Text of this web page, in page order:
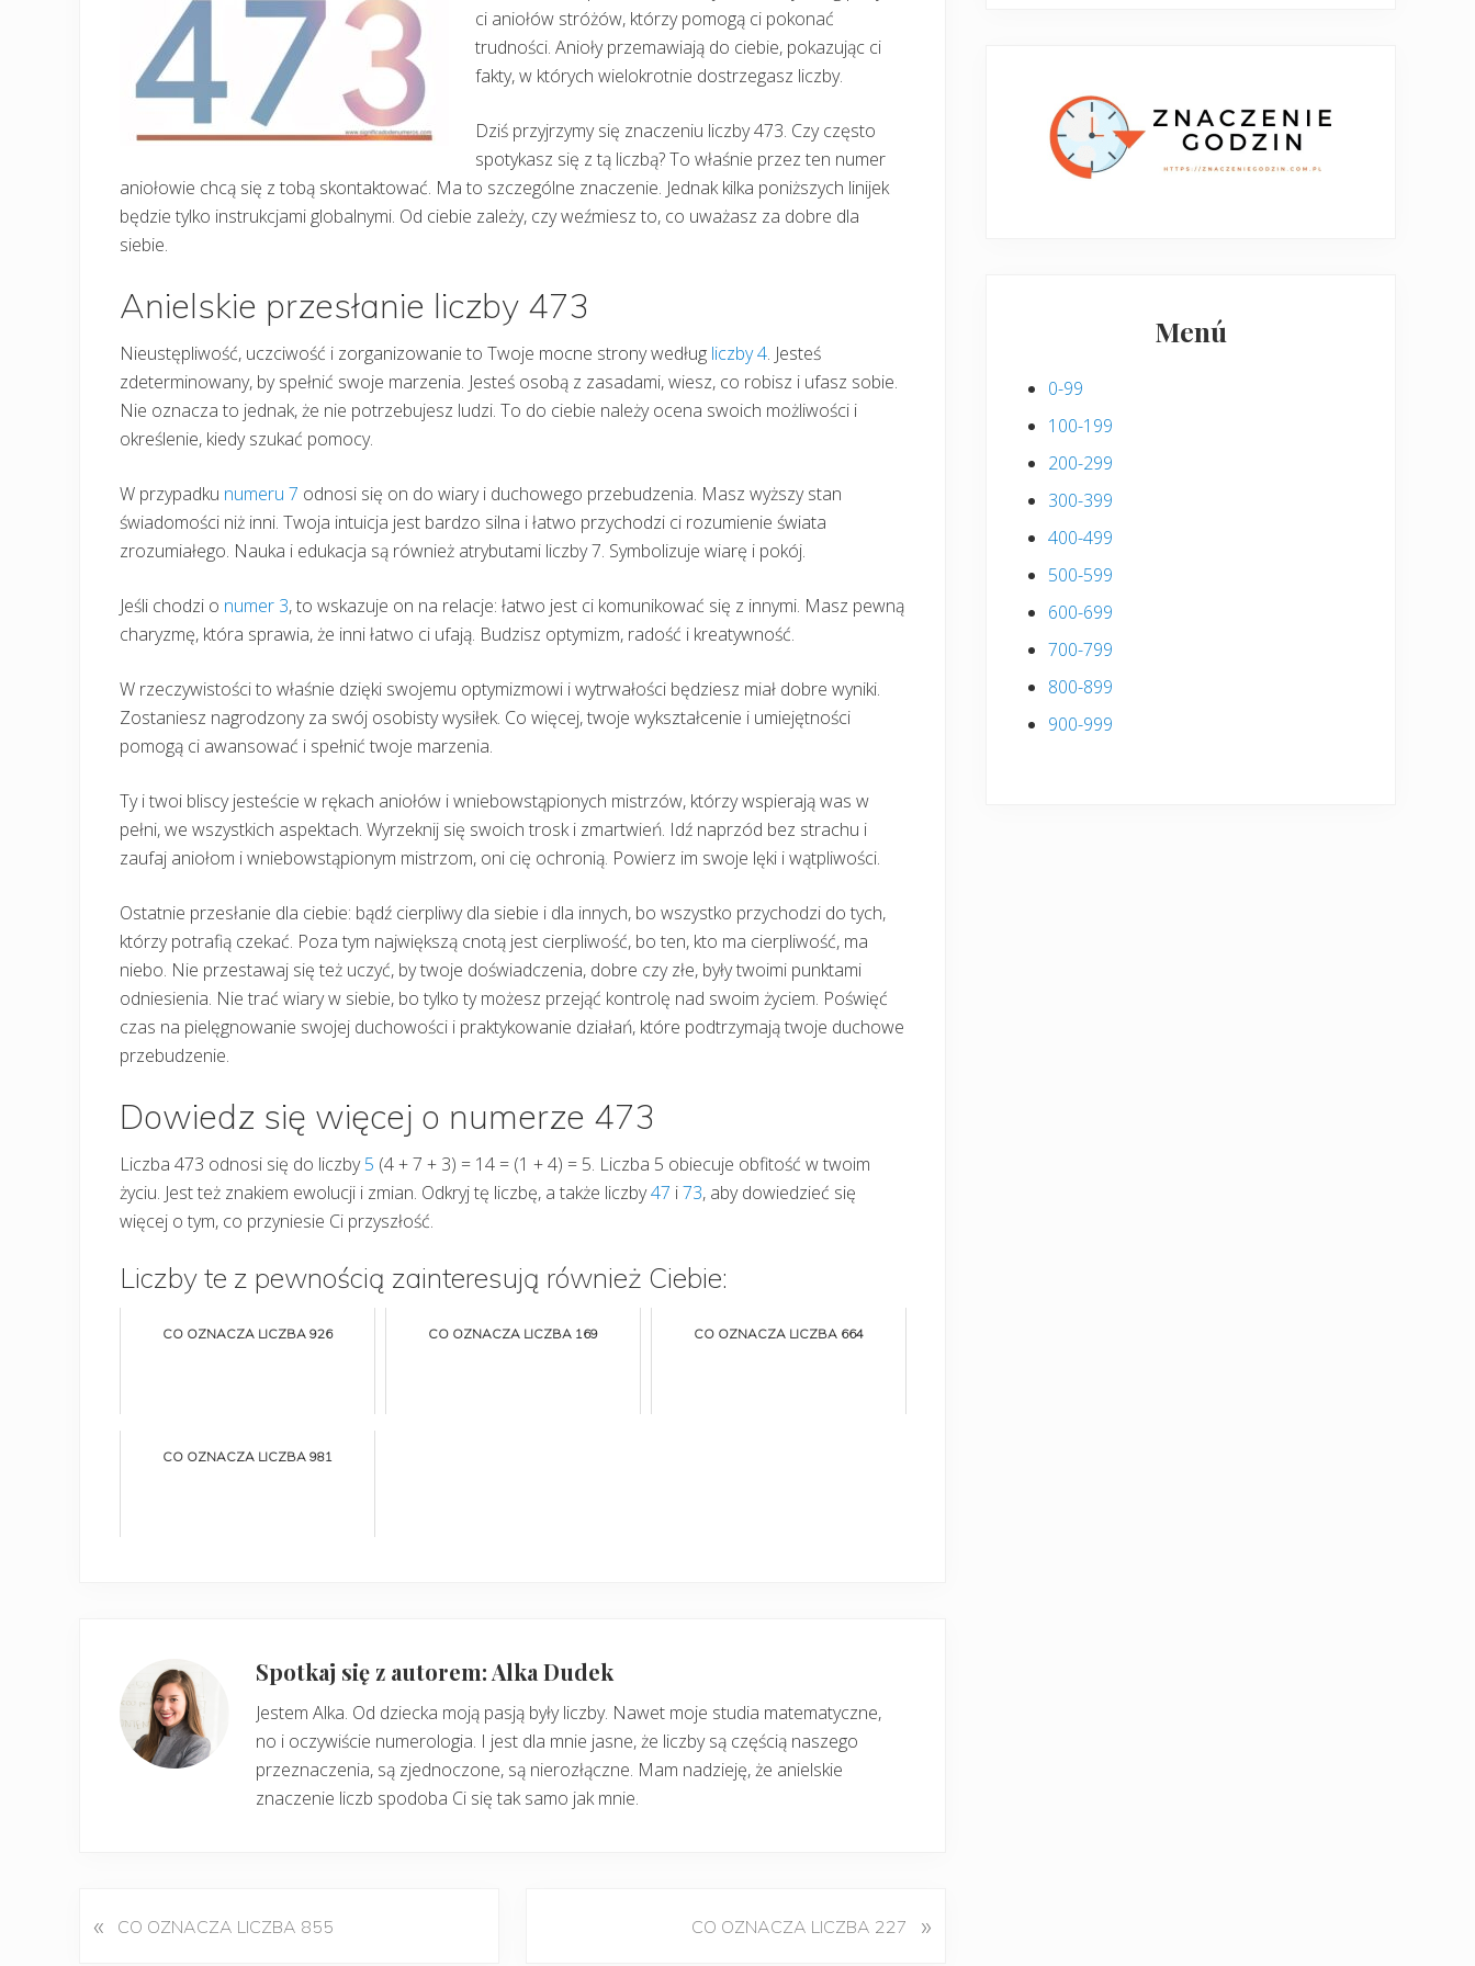
ci aniołów stróżów, którzy pomogą ci pokonać
trudności. Anioły przemawiają do ciebie, pokazując ci
fakty, w których wielokrotnie dostrzegasz liczby.
Dziś przyjrzymy się znaczeniu liczby 473. Czy często
spotykasz się z tą liczbą? To właśnie przez ten numer
aniołowie chcą się z tobą skontaktować. Ma to szczególne znaczenie. Jednak kilka poniższych linijek
będzie tylko instrukcjami globalnymi. Od ciebie zależy, czy weźmiesz to, co uważasz za dobre dla
siebie.
Anielskie przesłanie liczby 473
Nieustępliwość, uczciwość i zorganizowanie to Twoje mocne strony według liczby 4. Jesteś
zdeterminowany, by spełnić swoje marzenia. Jesteś osobą z zasadami, wiesz, co robisz i ufasz sobie.
Nie oznacza to jednak, że nie potrzebujesz ludzi. To do ciebie należy ocena swoich możliwości i
określenie, kiedy szukać pomocy.
W przypadku numeru 7 odnosi się on do wiary i duchowego przebudzenia. Masz wyższy stan
świadomości niż inni. Twoja intuicja jest bardzo silna i łatwo przychodzi ci rozumienie świata
zrozumiałego. Nauka i edukacja są również atrybutami liczby 7. Symbolizuje wiarę i pokój.
Jeśli chodzi o numer 3, to wskazuje on na relacje: łatwo jest ci komunikować się z innymi. Masz pewną
charyzmę, która sprawia, że inni łatwo ci ufają. Budzisz optymizm, radość i kreatywność.
W rzeczywistości to właśnie dzięki swojemu optymizmowi i wytrwałości będziesz miał dobre wyniki.
Zostaniesz nagrodzony za swój osobisty wysiłek. Co więcej, twoje wykształcenie i umiejętności
pomogą ci awansować i spełnić twoje marzenia.
Ty i twoi bliscy jesteście w rękach aniołów i wniebowstąpionych mistrzów, którzy wspierają was w
pełni, we wszystkich aspektach. Wyrzeknij się swoich trosk i zmartwień. Idź naprzód bez strachu i
zaufaj aniołom i wniebowstąpionym mistrzom, oni cię ochronią. Powierz im swoje lęki i wątpliwości.
Ostatnie przesłanie dla ciebie: bądź cierpliwy dla siebie i dla innych, bo wszystko przychodzi do tych,
którzy potrafią czekać. Poza tym największą cnotą jest cierpliwość, bo ten, kto ma cierpliwość, ma
niebo. Nie przestawaj się też uczyć, by twoje doświadczenia, dobre czy złe, były twoimi punktami
odniesienia. Nie trać wiary w siebie, bo tylko ty możesz przejąć kontrolę nad swoim życiem. Poświęć
czas na pielęgnowanie swojej duchowości i praktykowanie działań, które podtrzymają twoje duchowe
przebudzenie.
Dowiedz się więcej o numerze 473
Liczba 473 odnosi się do liczby5 (4 + 7 + 3) = 14 = (1 + 4) = 5. Liczba 5 obiecuje obfitość w twoim
życiu. Jest też znakiem ewolucji i zmian. Odkryj tę liczbę, a także liczby47 i73, aby dowiedzieć się
więcej o tym, co przyniesie Ci przyszłość.
Liczby te z pewnością zainteresują również Ciebie:
CO OZNACZA LICZBA 926 CO OZNACZA LICZBA 169 CO OZNACZA LICZBA 664
CO OZNACZA LICZBA 981
Spotkaj się z autorem: Alka Dudek
Jestem Alka. Od dziecka moją pasją były liczby. Nawet moje studia matematyczne,
no i oczywiście numerologia. I jest dla mnie jasne, że liczby są częścią naszego
przeznaczenia, są zjednoczone, są nierozłączne. Mam nadzieję, że anielskie
znaczenie liczb spodoba Ci się tak samo jak mnie.
P
« CO OZNACZA LICZBA 855 CO OZNACZA LICZBA 227 »
Menú
0-99
100-199
200-299
300-399
400-499
500-599
600-699
700-799
800-899
900-999